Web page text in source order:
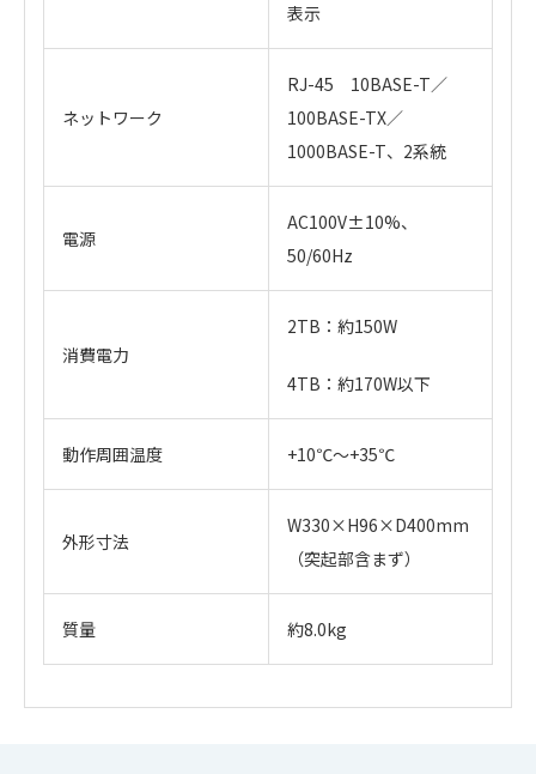
表示
ネットワーク
RJ-45 10BASE-T／
100BASE-TX／
1000BASE-T、2系統
電源
AC100V±10%、
50/60Hz
消費電力
2TB：約150W
4TB：約170W以下
動作周囲温度 +10℃～+35℃
外形寸法
W330×H96×D400mm
（突起部含まず）
質量 約8.0kg
・
アイコンのファイルは個人情報の入力が必須と